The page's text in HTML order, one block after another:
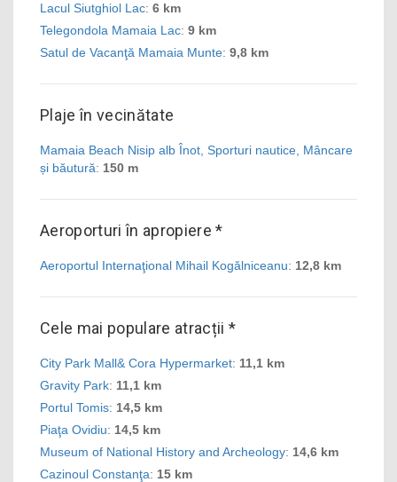
Lacul Siutghiol Lac: 6 km
Telegondola Mamaia Lac: 9 km
Satul de Vacanţă Mamaia Munte: 9,8 km
Plaje în vecinătate
Mamaia Beach Nisip alb Înot, Sporturi nautice, Mâncare
și băutură: 150 m
Aeroporturi în apropiere *
Aeroportul Internaţional Mihail Kogălniceanu: 12,8 km
Cele mai populare atracții *
City Park Mall& Cora Hypermarket: 11,1 km
Gravity Park: 11,1 km
Portul Tomis: 14,5 km
Piaţa Ovidiu: 14,5 km
Museum of National History and Archeology: 14,6 km
Cazinoul Constanţa: 15 km